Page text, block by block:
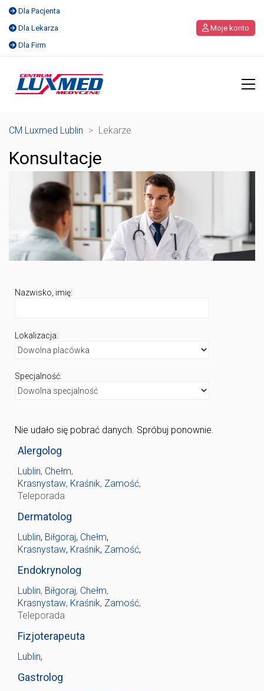
Dla Pacjenta
Dla Lekarza
Dla Firm
Moje konto
CM Luxmed Lublin > Lekarze
Konsultacje
Nazwisko, imię:
Lokalizacja:
Specjalność:
Nie udało się pobrać danych. Spróbuj ponownie.
Alergolog
Lublin, Chełm,
Krasnystaw, Kraśnik, Zamość,
Teleporada
Dermatolog
Lublin, Biłgoraj, Chełm,
Krasnystaw, Kraśnik, Zamość,
Endokrynolog
Lublin, Biłgoraj, Chełm,
Krasnystaw, Kraśnik, Zamość,
Teleporada
Fizjoterapeuta
Lublin,
Gastrolog